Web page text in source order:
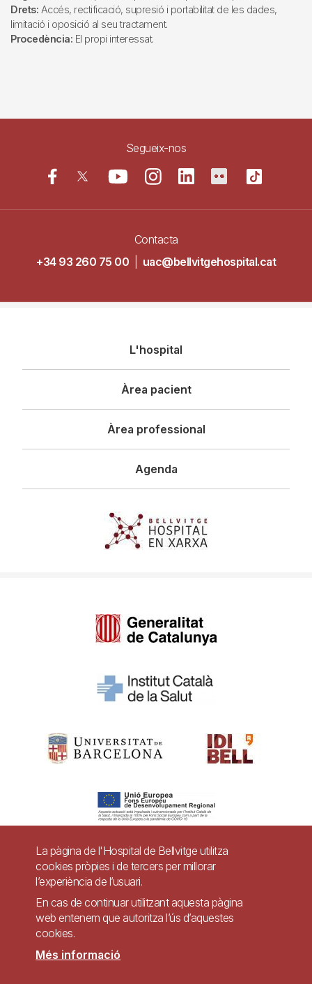
Drets: Accés, rectificació, supresió i portabilitat de les dades,
limitació i oposició al seu tractament.
Procedència: El propi interessat.
Segueix-nos
Contacta
+34 93 260 75 00
uac@bellvitgehospital.cat
principal
L'hospital
Àrea pacient
Àrea professional
Agenda
Pie
página
Contacte
Accessibilitat Avís legal Ajuda
La pàgina de l'Hospital de Bellvitge utilitza
cookies pròpies i de tercers per millorar
l’experiència de l’usuari.
En cas de continuar utilitzant aquesta pàgina
web entenem que autoritza l’ús d’aquestes
cookies.
Més informació